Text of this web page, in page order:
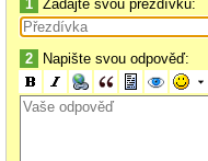
1 Zadajte svou přezdívku:
2 Napište svou odpověď: